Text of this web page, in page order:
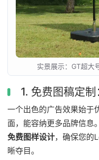
实景展示：GT超大
1. 免费图稿定
一个出色的广告效果始于
面，能容纳更多品牌信息
免费图样设计，确保您的
晰夺目。